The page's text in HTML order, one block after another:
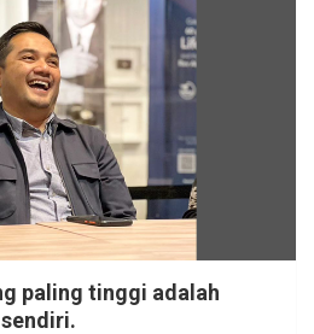
paling tinggi adalah